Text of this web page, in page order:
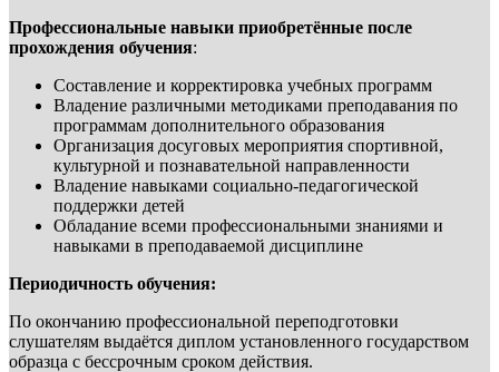
Профессиональные навыки приобретённые после
прохождения обучения:
Составление и корректировка учебных программ
Владение различными методиками преподавания по
программам дополнительного образования
Организация досуговых мероприятия спортивной,
культурной и познавательной направленности
Владение навыками социально-педагогической
поддержки детей
Обладание всеми профессиональными знаниями и
навыками в преподаваемой дисциплине
Периодичность обучения:
По окончанию профессиональной переподготовки
слушателям выдаётся диплом установленного государством
образца с бессрочным сроком действия.